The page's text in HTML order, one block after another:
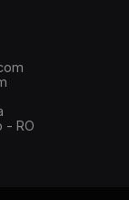
- RO